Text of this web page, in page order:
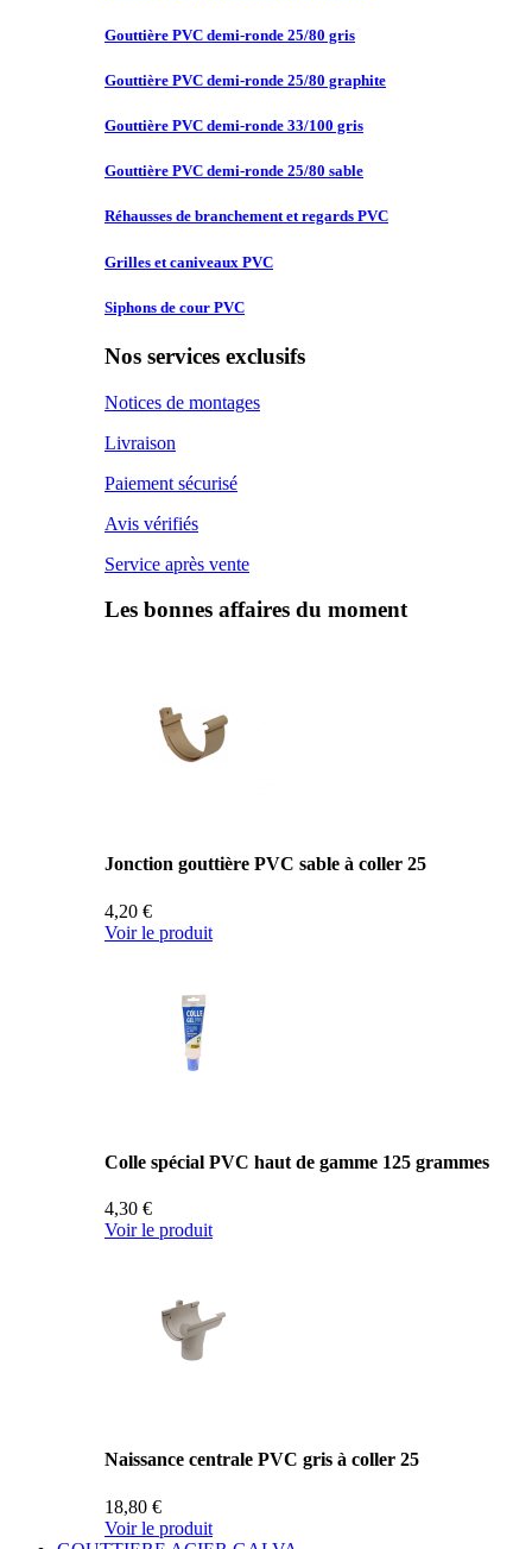
Gouttière PVC demi-ronde 25/80 gris
Gouttière PVC demi-ronde 25/80 graphite
Gouttière PVC demi-ronde 33/100 gris
Gouttière PVC demi-ronde 25/80 sable
Réhausses de branchement et regards PVC
Grilles et caniveaux PVC
Siphons de cour PVC
Nos services exclusifs
Notices de montages
Livraison
Paiement sécurisé
Avis vérifiés
Service après vente
Les bonnes affaires du moment
Jonction gouttière PVC sable à coller 25
4,20 €
Voir le produit
Colle spécial PVC haut de gamme 125 grammes
4,30 €
Voir le produit
Naissance centrale PVC gris à coller 25
18,80 €
Voir le produit